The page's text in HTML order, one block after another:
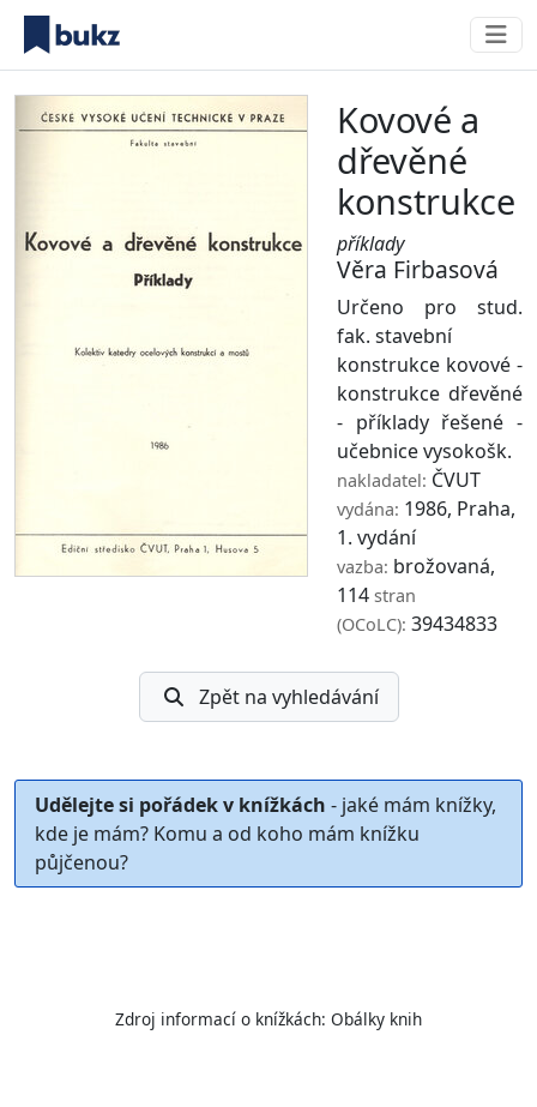
Kovové a
dřevěné
konstrukce
příklady
Věra Firbasová
Určeno pro stud.
fak. stavební
konstrukce kovové -
konstrukce dřevěné
- příklady řešené -
učebnice vysokošk.
nakladatel: ČVUT
vydána: 1986, Praha,
1. vydání
vazba: brožovaná,
114 stran
(OCoLC): 39434833
Zpět na vyhledávání
Udělejte si pořádek v knížkách - jaké mám knížky,
kde je mám? Komu a od koho mám knížku
půjčenou?
Zdroj informací o knížkách: Obálky knih